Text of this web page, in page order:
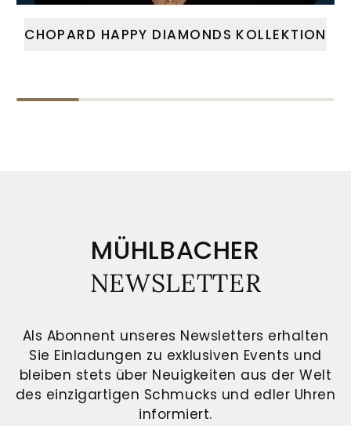
CHOPARD HAPPY DIAMONDS KOLLEKTION
MÜHLBACHER
NEWSLETTER
Als Abonnent unseres Newsletters erhalten
Sie Einladungen zu exklusiven Events und
bleiben stets über Neuigkeiten aus der Welt
des einzigartigen Schmucks und edler Uhren
informiert.